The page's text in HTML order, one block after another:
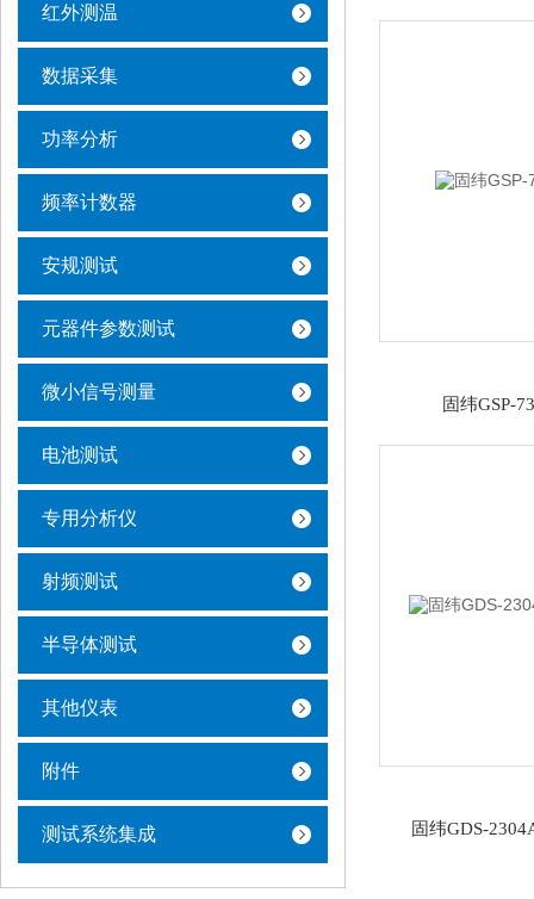
红外测温
数据采集
功率分析
频率计数器
安规测试
元器件参数测试
微小信号测量
电池测试
专用分析仪
射频测试
半导体测试
其他仪表
附件
测试系统集成
固纬GSP-
固纬GDS-